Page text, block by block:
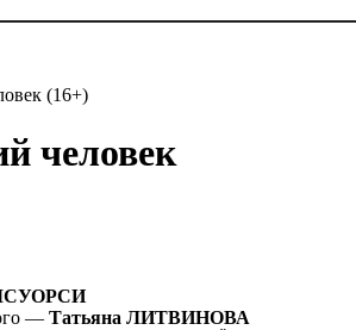
(16+)
человек
— Татьяна ЛИТВИНОВА